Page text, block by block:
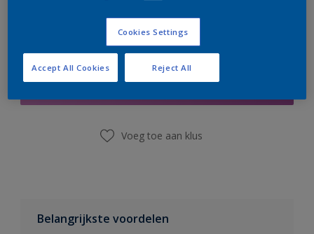
Boodschappenlijst
Voeg toe aan klus
Belangrijkste voordelen
Cookies Settings
Reject All
Accept All Cookies